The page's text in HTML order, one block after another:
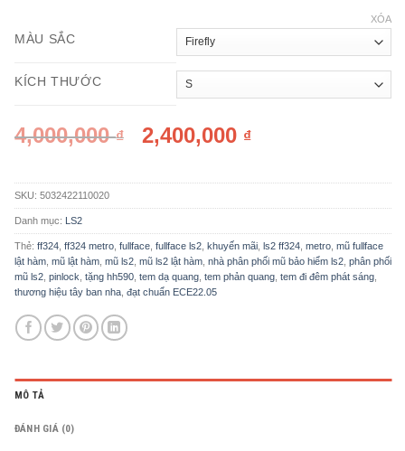
MÀU SẮC
KÍCH THƯỚC
XÓA
4,000,000₫
Giá
gốc
2,400,000 ₫
2,400,000 ₫.
SKU: 5032422110020
Danh mục: LS2
Thẻ: ff324 ff324 metro fullface fullface ls2 khuyến mãi ls2 ff324 metro mũ fullface
lật hàm mũ lật hàm mũ ls2 mũ ls2 lật hàm nhà phân phối mũ bảo hiểm ls2 phân phối
mũ ls2 pinlock tặng hh590 tem dạ quang tem phản quang tem đi đêm phát sáng
thương hiệu tây ban nha đạt chuẩn ECE22.05
MÔ TẢ
ĐÁNH GIÁ (0)